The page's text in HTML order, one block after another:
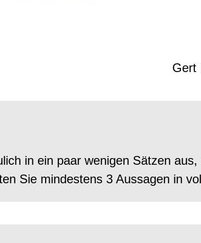
Gert
in ein paar wenigen Sätzen
Sie mindestens 3 Aussagen in